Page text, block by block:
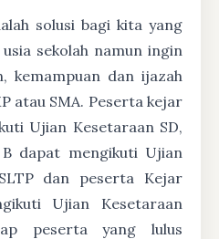
solusi bagi kita yang
sekolah namun ingin
kemampuan dan ijazah
atau SMA. Peserta kejar
Ujian Kesetaraan SD,
dapat mengikuti Ujian
dan peserta Kejar
Ujian Kesetaraan
peserta yang lulus